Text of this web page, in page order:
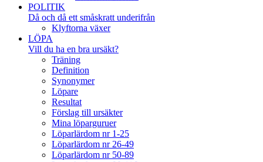
POLITIK
Då och då ett småskratt underifrån
Klyftorna växer
LÖPA
Vill du ha en bra ursäkt?
Träning
Definition
Synonymer
Löpare
Resultat
Förslag till ursäkter
Mina löparguruer
Löparlärdom nr 1-25
Löparlärdom nr 26-49
Löparlärdom nr 50-89